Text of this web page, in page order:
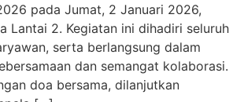
pada Jumat, 2 Januari 2026,
Lantai 2. Kegiatan ini dihadiri seluruh
serta berlangsung dalam
dan semangat kolaborasi.
doa bersama, dilanjutkan